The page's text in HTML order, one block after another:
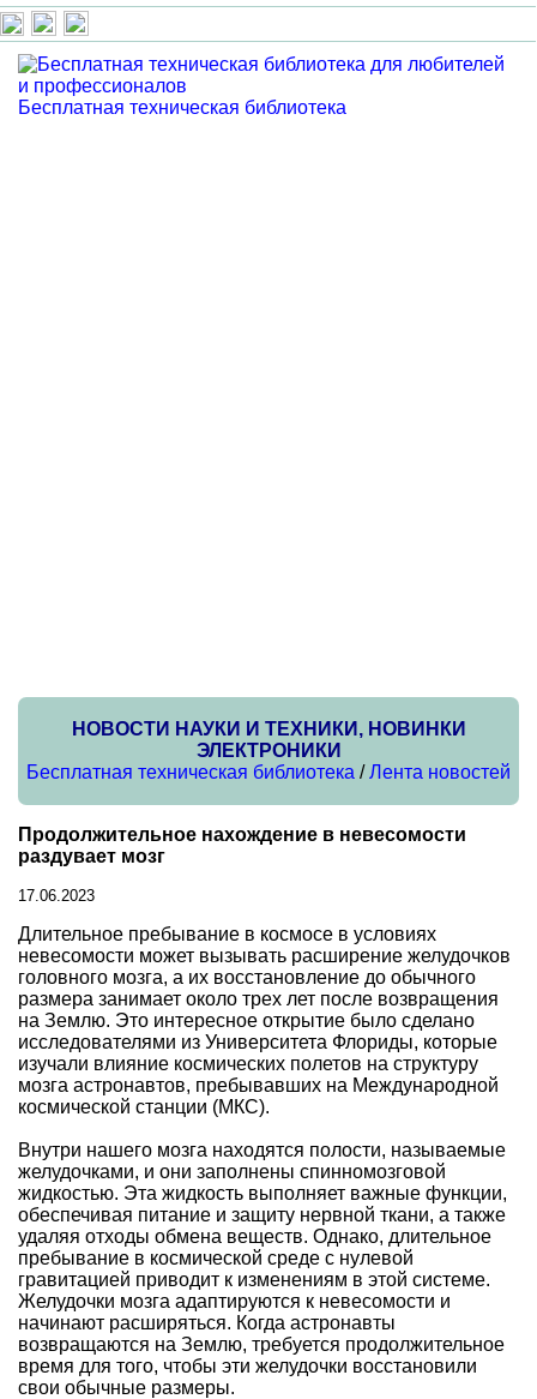
Бесплатная техническая библиотека
НОВОСТИ НАУКИ И ТЕХНИКИ, НОВИНКИ
ЭЛЕКТРОНИКИ
Бесплатная техническая библиотека /Лента новостей
Продолжительное нахождение в невесомости
раздувает мозг
17.06.2023
Длительное пребывание в космосе в условиях
невесомости может вызывать расширение желудочков
головного мозга, а их восстановление до обычного
размера занимает около трех лет после возвращения
на Землю. Это интересное открытие было сделано
исследователями из Университета Флориды, которые
изучали влияние космических полетов на структуру
мозга астронавтов, пребывавших на Международной
космической станции (МКС).
Внутри нашего мозга находятся полости, называемые
желудочками, и они заполнены спинномозговой
жидкостью. Эта жидкость выполняет важные функции,
обеспечивая питание и защиту нервной ткани, а также
удаляя отходы обмена веществ. Однако, длительное
пребывание в космической среде с нулевой
гравитацией приводит к изменениям в этой системе.
Желудочки мозга адаптируются к невесомости и
начинают расширяться. Когда астронавты
возвращаются на Землю, требуется продолжительное
время для того, чтобы эти желудочки восстановили
свои обычные размеры.